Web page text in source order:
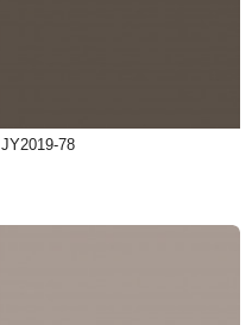
JY2019-78